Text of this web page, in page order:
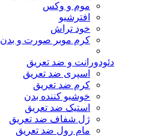
موم و وکس
افترشیو
خود تراش
کرم موبر صورت و بدن
دئودورانت و ضد تعریق
اسپری ضد تعریق
کرم ضد تعریق
خوشبو کننده بدن
استیک ضد تعریق
ژل شفاف ضد تعریق
مام رول ضد تعریق